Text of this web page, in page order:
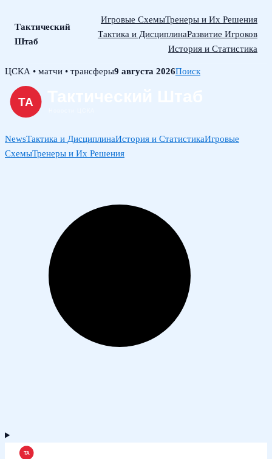
Тактический
Штаб
Игровые СхемыТренеры и Их Решения
Тактика и ДисциплинаРазвитие Игроков
История и Статистика
Skip
content
ЦСКА • матчи • трансферы9 августа 2026Поиск
NewsТактика и ДисциплинаИстория и СтатистикаИгровые
СхемыТренеры и Их Решения